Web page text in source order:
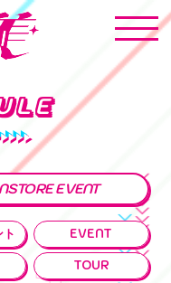
EVENT
EVENT
TOUR